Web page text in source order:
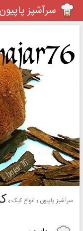
سرآشپز پاپیون
سرآشپز پاپیون انواع کیک